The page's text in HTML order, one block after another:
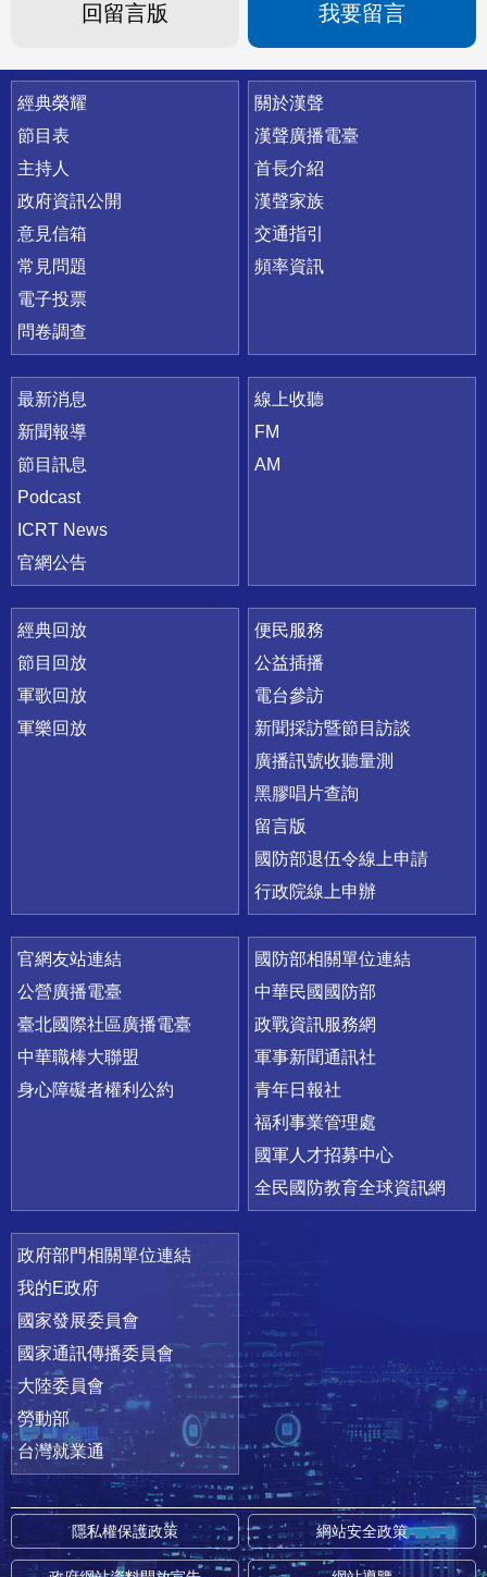
回留言版 我要留言
快速連結
經典榮耀
節目表
主持人
政府資訊公開
意見信箱
常見問題
電子投票
問卷調查
關於漢聲
漢聲廣播電臺
首長介紹
漢聲家族
交通指引
頻率資訊
最新消息
新聞報導
節目訊息
Podcast
ICRT News
官網公告
線上收聽
FM
AM
經典回放
節目回放
軍歌回放
軍樂回放
便民服務
公益插播
電台參訪
新聞採訪暨節目訪談
廣播訊號收聽量測
黑膠唱片查詢
留言版
國防部退伍令線上申請
行政院線上申辦
官網友站連結
公營廣播電臺
臺北國際社區廣播電臺
中華職棒大聯盟
身心障礙者權利公約
國防部相關單位連結
中華民國國防部
政戰資訊服務網
軍事新聞通訊社
青年日報社
福利事業管理處
國軍人才招募中心
全民國防教育全球資訊網
政府部門相關單位連結
我的E政府
國家發展委員會
國家通訊傳播委員會
大陸委員會
勞動部
台灣就業通
隱私權保護政策 網站安全政策